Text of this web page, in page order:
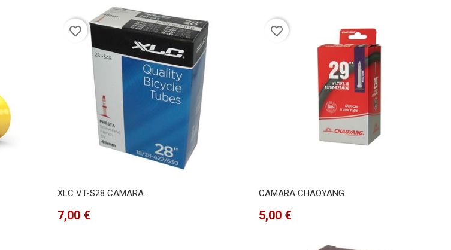
favorite_border
XLC VT-S28 CAMARA...
Precio
7,00 €
favorite_border
CAMARA CHAOYANG...
Precio
5,00 €